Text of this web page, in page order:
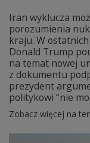
Iran wyklucza
porozumienia
kraju. W
Donald Trump
na temat nowej
z dokumentu
prezydent
politykowi “nie
Zobacz więcej na